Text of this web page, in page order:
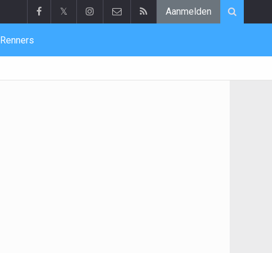
𝕏 Aanmelden
Renners